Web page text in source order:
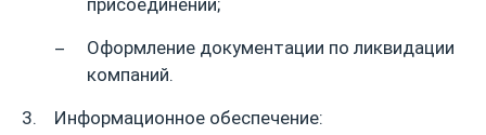
присоединении;
Оформление документации по ликвидации
компаний.
Информационное обеспечение: